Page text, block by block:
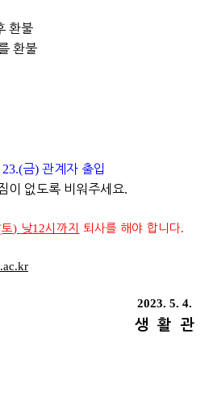
환불
환불
금) 관계자 출입
이 없도록 비워주세요.
토) 낮12시까지 퇴사를 해야 합니다.
2023. 5. 4.
생 활 관